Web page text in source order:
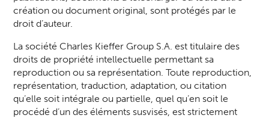
création ou document original, sont protégés par le
droit d’auteur.
La société Charles Kieffer Group S.A. est titulaire des
droits de propriété intellectuelle permettant sa
reproduction ou sa représentation. Toute reproduction,
représentation, traduction, adaptation, ou citation
qu’elle soit intégrale ou partielle, quel qu’en soit le
procédé d’un des éléments susvisés, est strictement